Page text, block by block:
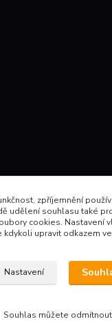
602 345528
zpříjemnění
udělení souhlasu také
cookies. Nastavení
kdykoli upravit odkazem
Nastavení
Souhlas můžete odmítnout